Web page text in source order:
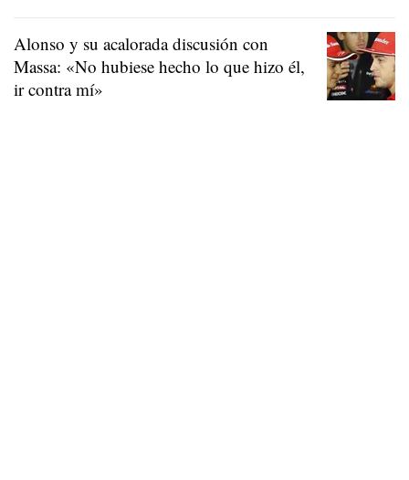
Alonso y su acalorada discusión con
Massa: «No hubiese hecho lo que hizo él,
ir contra mí»